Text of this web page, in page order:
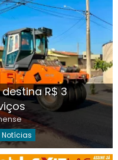
R$ 3
Notícias